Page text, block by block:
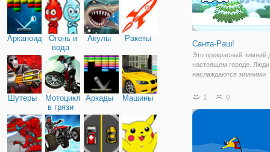
Арканоид
Огонь и
вода
Акулы Ракеты
Шутеры
Мотоциклы
в грязи
Аркады Машины
Санта-Раш!
Это прекрасный зимний
настоящем городе. Люди
наслаждаются зимними
удовольствием. Самое
покрывалом снега и
1 0